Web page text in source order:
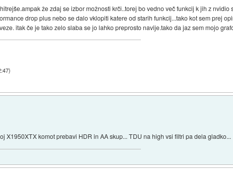
že zdaj se izbor možnosti krči..torej bo vedno več funkcij k jih z
drop plus nebo se dalo vklopiti katere od starih funkcij...tako kot sem prej
itak če je tako zelo slaba se jo lahko preprosto navije.tako da jaz sem mojo
)
X1950XTX komot prebavi HDR in AA skup... TDU na high vsi filtri pa dela gladko...